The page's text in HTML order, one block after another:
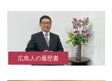
広島人の履歴書